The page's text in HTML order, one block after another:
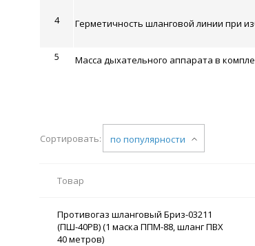
4 Герметичность шланговой линии при
5
Масса дыхательного аппарата в
Сортировать: по популярности
Товар
Противогаз шланговый Бриз-03211
(ПШ-40РВ) (1 маска ППМ-88, шланг ПВХ
40 метров)